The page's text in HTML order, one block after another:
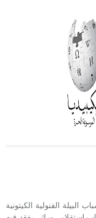
في جروح الرأس. ويعود
في البحر ويتركب
أو شديد الحمرة وهو
الش
تم اعتمادها مصطلحاً
البيلة الفنولية الكيتونية